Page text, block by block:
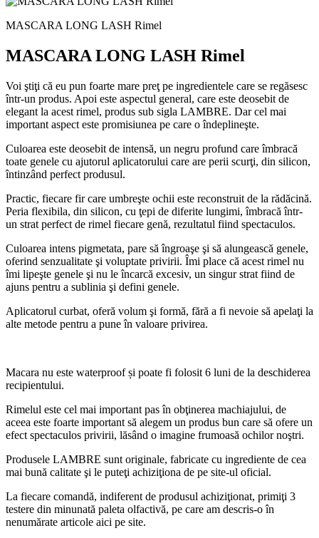
MASCARA LONG LASH Rimel
MASCARA LONG LASH Rimel
Voi ştiţi că eu pun foarte mare preţ pe ingredientele care se regăsesc
într-un produs. Apoi este aspectul general, care este deosebit de
elegant la acest rimel, produs sub sigla LAMBRE. Dar cel mai
important aspect este promisiunea pe care o îndeplineşte.
Culoarea este deosebit de intensă, un negru profund care îmbracă
toate genele cu ajutorul aplicatorului care are perii scurţi, din silicon,
întinzând perfect produsul.
Practic, fiecare fir care umbreşte ochii este reconstruit de la rădăcină.
Peria flexibila, din silicon, cu ţepi de diferite lungimi, îmbracă într-
un strat perfect de rimel fiecare genă, rezultatul fiind spectaculos.
Culoarea intens pigmetata, pare să îngroaşe şi să alungească genele,
oferind senzualitate şi voluptate privirii. Îmi place că acest rimel nu
îmi lipeşte genele şi nu le încarcă excesiv, un singur strat fiind de
ajuns pentru a sublinia şi defini genele.
Aplicatorul curbat, oferă volum şi formă, fără a fi nevoie să apelaţi la
alte metode pentru a pune în valoare privirea.
Macara nu este waterproof și poate fi folosit 6 luni de la deschiderea
recipientului.
Rimelul este cel mai important pas în obţinerea machiajului, de
aceea este foarte important să alegem un produs bun care să ofere un
efect spectaculos privirii, lăsând o imagine frumoasă ochilor noştri.
Produsele LAMBRE sunt originale, fabricate cu ingrediente de cea
mai bună calitate şi le puteţi achiziţiona de pe site-ul oficial.
La fiecare comandă, indiferent de produsul achiziţionat, primiţi 3
testere din minunată paleta olfactivă, pe care am descris-o în
nenumărate articole aici pe site.